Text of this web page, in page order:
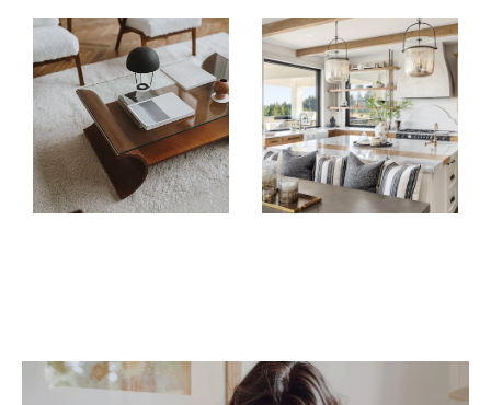
justesse.
Nous intervenons sur tous types de biens :
Appartements T2, T3, T5
Maisons de villageavec jardin ou cour
Villas à vendreavec piscine ou terrasse
obilières à Saint-Priest, un suivi personnalisé
et des outils professionnels, nous mettons